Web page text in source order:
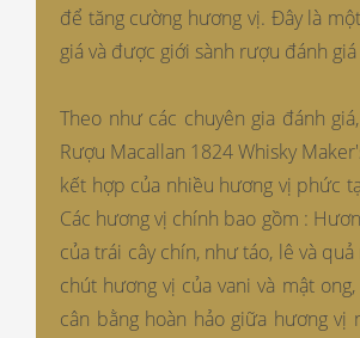
để tăng cường hương vị. Đây là
giá và được giới sành rượu đánh
Theo như các chuyên gia đánh
Rượu Macallan 1824 Whisky
kết hợp của nhiều hương vị phức
Các hương vị chính bao gồm :
của trái cây chín, như táo, lê và
chút hương vị của vani và mật
cân bằng hoàn hảo giữa hương vị